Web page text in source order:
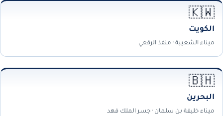
🇰🇼
الكويت
ميناء الشعيبة · منفذ الرقعي
🇧🇭
البحرين
ميناء خليفة بن سلمان · جسر الملك فهد